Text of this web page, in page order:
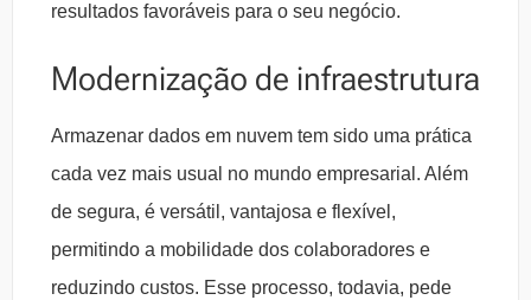
resultados favoráveis para o seu negócio.
Modernização de infraestrutura
Armazenar dados em nuvem tem sido uma prática
cada vez mais usual no mundo empresarial. Além
de segura, é versátil, vantajosa e flexível,
permitindo a mobilidade dos colaboradores e
reduzindo custos. Esse processo, todavia, pede